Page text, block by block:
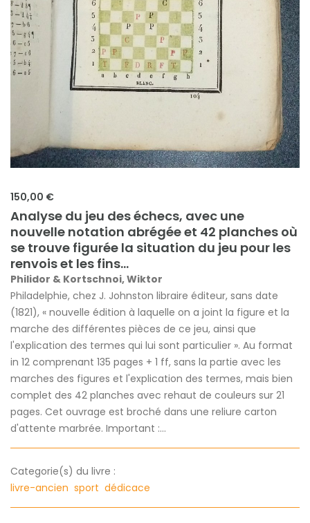
150,00 €
Analyse du jeu des échecs, avec une
nouvelle notation abrégée et 42 planches où
se trouve figurée la situation du jeu pour les
renvois et les fins...
Philidor & Kortschnoi, Wiktor
Philadelphie, chez J. Johnston libraire éditeur, sans date
(1821), « nouvelle édition à laquelle on a joint la figure et la
marche des différentes pièces de ce jeu, ainsi que
l'explication des termes qui lui sont particulier ». Au format
in 12 comprenant 135 pages + 1 ff, sans la partie avec les
marches des figures et l'explication des termes, mais bien
complet des 42 planches avec rehaut de couleurs sur 21
pages. Cet ouvrage est broché dans une reliure carton
d'attente marbrée. Important :...
Categorie(s) du livre :
livre-ancien sport dédicace